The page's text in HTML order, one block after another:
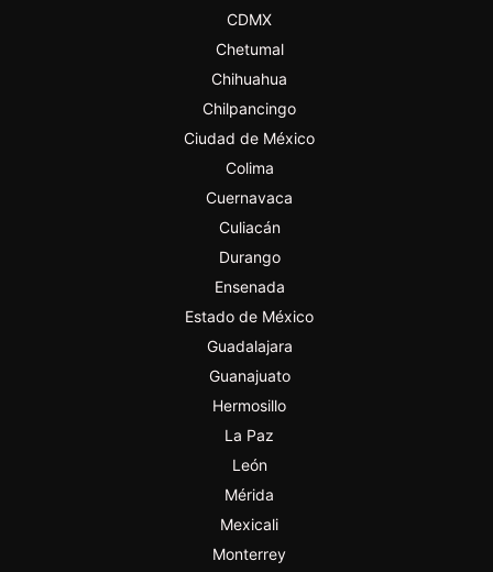
CDMX
Chetumal
Chihuahua
Chilpancingo
Ciudad de México
Colima
Cuernavaca
Culiacán
Durango
Ensenada
Estado de México
Guadalajara
Guanajuato
Hermosillo
La Paz
León
Mérida
Mexicali
Monterrey